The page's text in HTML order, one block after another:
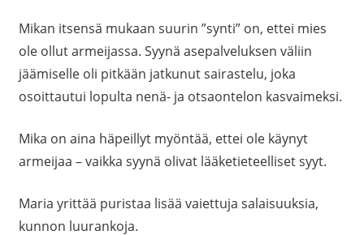
Mikan itsensä mukaan suurin ”synti” on, ettei mies
ole ollut armeijassa. Syynä asepalveluksen väliin
jäämiselle oli pitkään jatkunut sairastelu, joka
osoittautui lopulta nenä- ja otsaontelon kasvaimeksi.
Mika on aina häpeillyt myöntää, ettei ole käynyt
armeijaa – vaikka syynä olivat lääketieteelliset syyt.
Maria yrittää puristaa lisää vaiettuja salaisuuksia,
kunnon luurankoja.